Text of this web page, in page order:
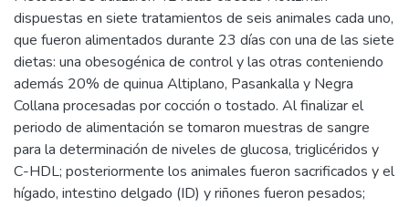
dispuestas en siete tratamientos de seis animales cada uno,
que fueron alimentados durante 23 días con una de las siete
dietas: una obesogénica de control y las otras conteniendo
además 20% de quinua Altiplano, Pasankalla y Negra
Collana procesadas por cocción o tostado. Al finalizar el
periodo de alimentación se tomaron muestras de sangre
para la determinación de niveles de glucosa, triglicéridos y
C-HDL; posteriormente los animales fueron sacrificados y el
hígado, intestino delgado (ID) y riñones fueron pesados;